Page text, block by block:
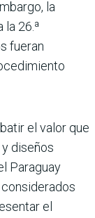
la
la 26.ª
fueran
el valor que
diseños
Paraguay
el